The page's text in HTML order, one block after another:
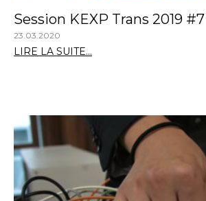
Session KEXP Trans 2019
23.03.2020
LIRE LA SUITE...